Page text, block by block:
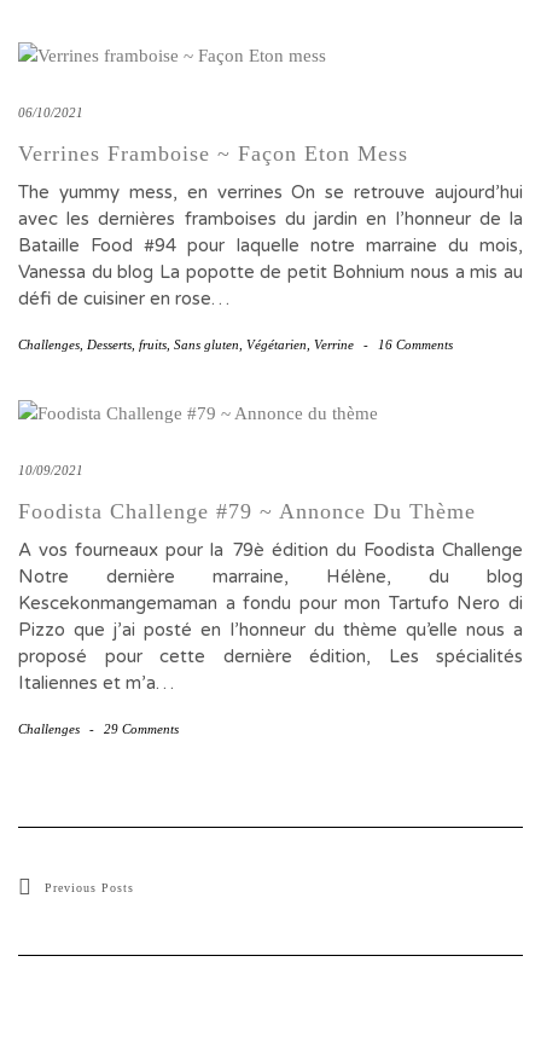
06/10/2021
Verrines Framboise ~ Façon Eton Mess
The yummy mess, en verrines On se retrouve aujourd’hui
avec les dernières framboises du jardin en l’honneur de la
Bataille Food #94 pour laquelle notre marraine du mois,
Vanessa du blog La popotte de petit Bohnium nous a mis au
défi de cuisiner en rose…
Challenges Desserts fruits Sans gluten Végétarien Verrine - 16 Comments
10/09/2021
Foodista Challenge #79 ~ Annonce Du Thème
A vos fourneaux pour la 79è édition du Foodista Challenge
Notre dernière marraine, Hélène, du blog
Kescekonmangemaman a fondu pour mon Tartufo Nero di
Pizzo que j’ai posté en l’honneur du thème qu’elle nous a
proposé pour cette dernière édition, Les spécialités
Italiennes et m’a…
Challenges - 29 Comments
Previous Posts